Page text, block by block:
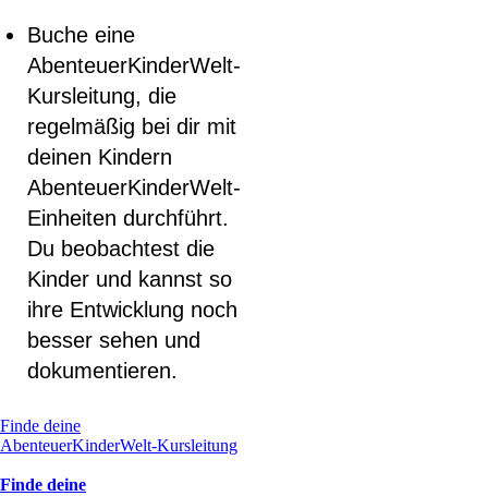
Buche eine
AbenteuerKinderWelt-
Kursleitung, die
regelmäßig bei dir mit
deinen Kindern
AbenteuerKinderWelt-
Einheiten durchführt.
Du beobachtest die
Kinder und kannst so
ihre Entwicklung noch
besser sehen und
dokumentieren.
Finde deine
AbenteuerKinderWelt-Kursleitung
Finde deine